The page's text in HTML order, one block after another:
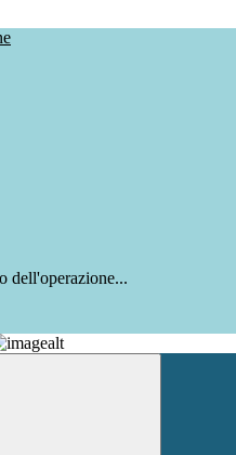
dell'operazione...